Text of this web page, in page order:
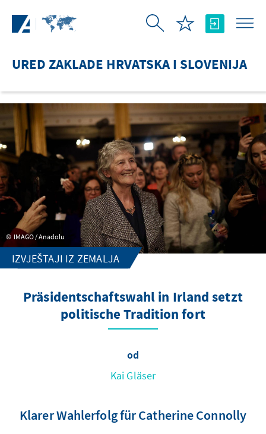
URED ZAKLADE HRVATSKA I SLOVENIJA
IMAGO / Anadolu
IZVJEŠTAJI IZ ZEMALJA
Präsidentschaftswahl in Irland setzt
politische Tradition fort
od
Kai Gläser
Klarer Wahlerfolg für Catherine Connolly